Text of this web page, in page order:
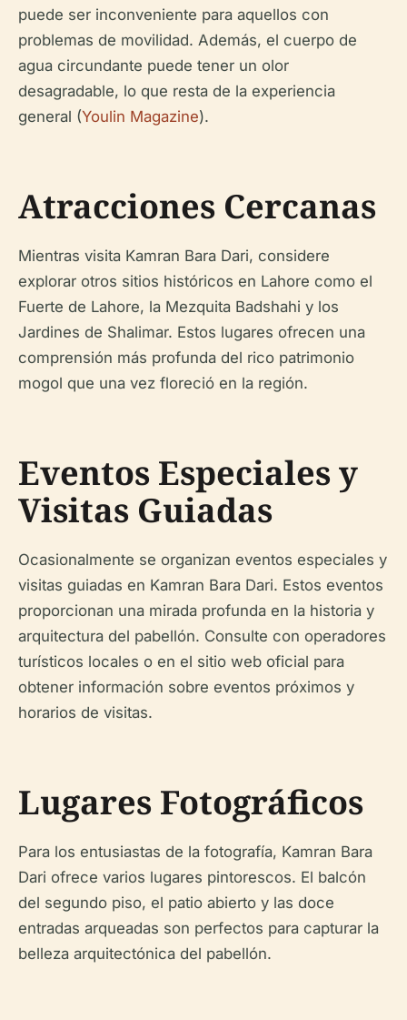
puede ser inconveniente para aquellos con
problemas de movilidad. Además, el cuerpo de
agua circundante puede tener un olor
desagradable, lo que resta de la experiencia
general (Youlin Magazine).
Atracciones Cercanas
Mientras visita Kamran Bara Dari, considere
explorar otros sitios históricos en Lahore como el
Fuerte de Lahore, la Mezquita Badshahi y los
Jardines de Shalimar. Estos lugares ofrecen una
comprensión más profunda del rico patrimonio
mogol que una vez floreció en la región.
Eventos Especiales y
Visitas Guiadas
Ocasionalmente se organizan eventos especiales y
visitas guiadas en Kamran Bara Dari. Estos eventos
proporcionan una mirada profunda en la historia y
arquitectura del pabellón. Consulte con operadores
turísticos locales o en el sitio web oficial para
obtener información sobre eventos próximos y
horarios de visitas.
Lugares Fotográficos
Para los entusiastas de la fotografía, Kamran Bara
Dari ofrece varios lugares pintorescos. El balcón
del segundo piso, el patio abierto y las doce
entradas arqueadas son perfectos para capturar la
belleza arquitectónica del pabellón.